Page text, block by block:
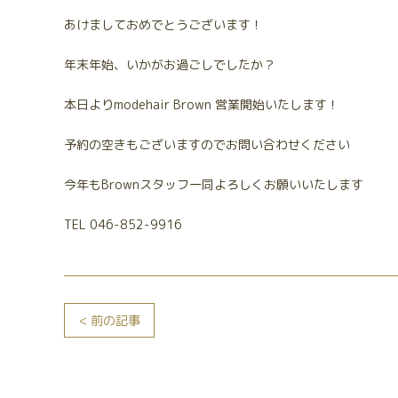
あけましておめでとうございます！
年末年始、いかがお過ごしでしたか？
本日よりmodehair Brown 営業開始いたします！
予約の空きもございますのでお問い合わせください
今年もBrownスタッフ一同よろしくお願いいたします
TEL 046-852-9916
< 前の記事